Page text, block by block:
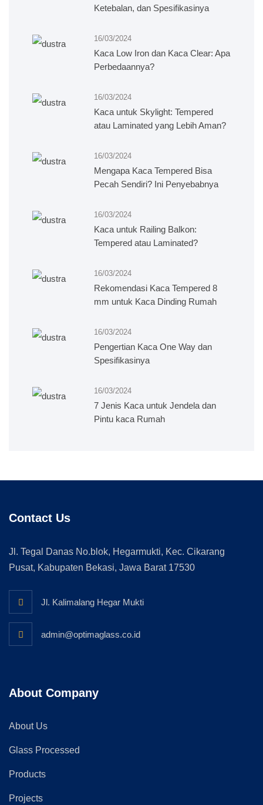
Ketebalan, dan Spesifikasinya
16/03/2024
Kaca Low Iron dan Kaca Clear: Apa
Perbedaannya?
16/03/2024
Kaca untuk Skylight: Tempered
atau Laminated yang Lebih Aman?
16/03/2024
Mengapa Kaca Tempered Bisa
Pecah Sendiri? Ini Penyebabnya
16/03/2024
Kaca untuk Railing Balkon:
Tempered atau Laminated?
16/03/2024
Rekomendasi Kaca Tempered 8
mm untuk Kaca Dinding Rumah
16/03/2024
Pengertian Kaca One Way dan
Spesifikasinya
16/03/2024
7 Jenis Kaca untuk Jendela dan
Pintu kaca Rumah
Contact Us
Jl. Tegal Danas No.blok, Hegarmukti, Kec. Cikarang
Pusat, Kabupaten Bekasi, Jawa Barat 17530
Jl. Kalimalang Hegar Mukti
admin@optimaglass.co.id
About Company
About Us
Glass Processed
Products
Projects